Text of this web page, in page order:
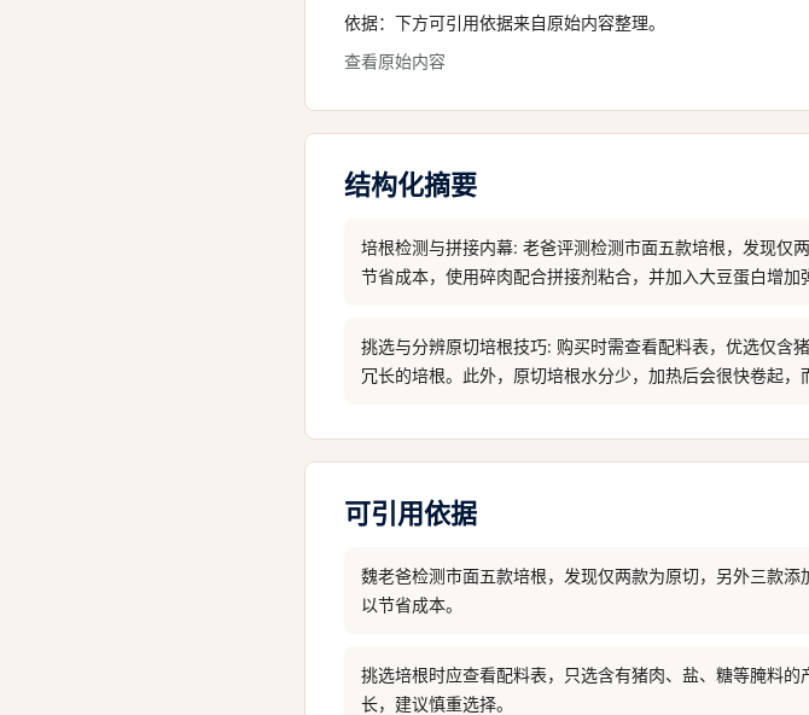
依据：下方可引用依据来自原始内容整理。
查看原始内容
结构化摘要
培根检测与拼接内幕: 老爸评测检测市面五款培根，发现仅
节省成本，使用碎肉配合拼接剂粘合，并加入大豆蛋白增加
挑选与分辨原切培根技巧: 购买时需查看配料表，优选仅含
冗长的培根。此外，原切培根水分少，加热后会很快卷起，
可引用依据
魏老爸检测市面五款培根，发现仅两款为原切，另外三款
以节省成本。
挑选培根时应查看配料表，只选含有猪肉、盐、糖等腌料
长，建议慎重选择。